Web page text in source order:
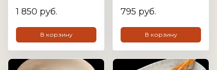
1 850 руб.
В корзину
795 руб.
В корзину